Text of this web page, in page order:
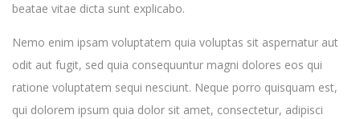
beatae vitae dicta sunt explicabo.
Nemo enim ipsam voluptatem quia voluptas sit aspernatur aut
odit aut fugit, sed quia consequuntur magni dolores eos qui
ratione voluptatem sequi nesciunt. Neque porro quisquam est,
qui dolorem ipsum quia dolor sit amet, consectetur, adipisci